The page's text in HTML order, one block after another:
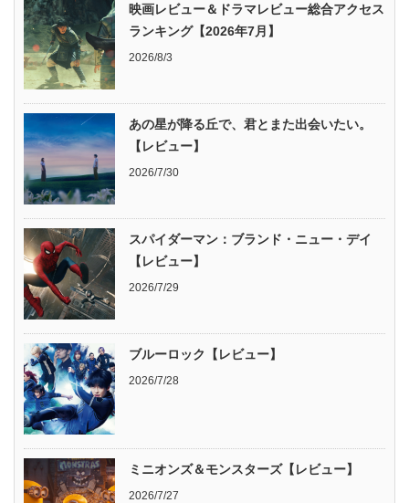
映画レビュー＆ドラマレビュー総合アクセス
ランキング【2026年7月】
2026/8/3
あの星が降る丘で、君とまた出会いたい。
【レビュー】
2026/7/30
スパイダーマン：ブランド・ニュー・デイ
【レビュー】
2026/7/29
ブルーロック【レビュー】
2026/7/28
ミニオンズ＆モンスターズ【レビュー】
2026/7/27